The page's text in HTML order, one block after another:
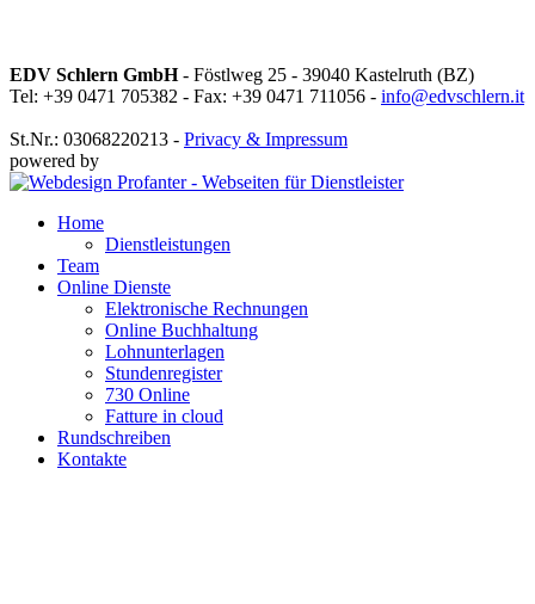
EDV Schlern GmbH- Föstlweg 25 - 39040 Kastelruth (BZ)
Tel: +39 0471 705382 - Fax: +39 0471 711056 - info@edvschlern.it
St.Nr.: 03068220213 - Privacy & Impressum
powered by
Home
Dienstleistungen
Team
Online Dienste
Elektronische Rechnungen
Online Buchhaltung
Lohnunterlagen
Stundenregister
730 Online
Fatture in cloud
Rundschreiben
Kontakte